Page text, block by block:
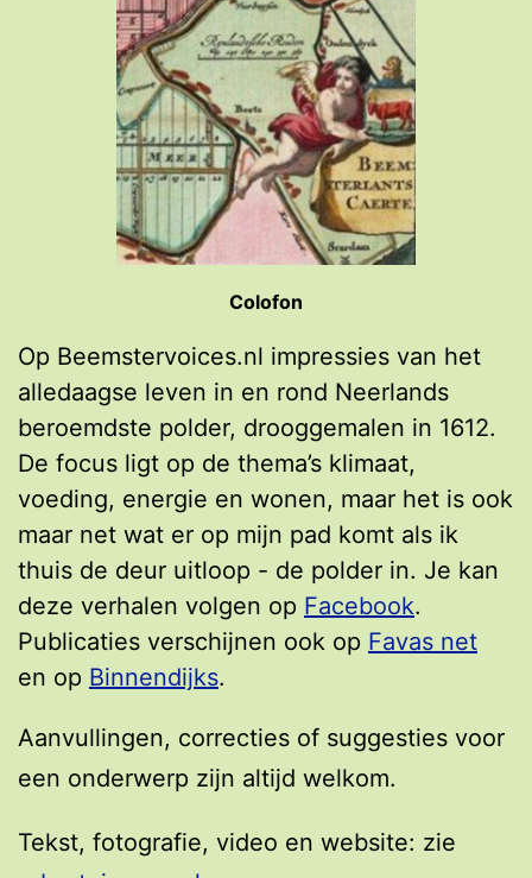
Colofon
Op Beemstervoices.nl impressies van het
alledaagse leven in en rond Neerlands
beroemdste polder, drooggemalen in 1612.
De focus ligt op de thema’s klimaat,
voeding, energie en wonen, maar het is ook
maar net wat er op mijn pad komt als ik
thuis de deur uitloop - de polder in. Je kan
deze verhalen volgen op Facebook.
Publicaties verschijnen ook op Favas net
en op Binnendijks.
Aanvullingen, correcties of suggesties voor
een onderwerp zijn altijd welkom.
Tekst, fotografie, video en website: zie